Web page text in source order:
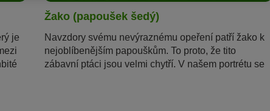
je
Žako (papoušek šedý)
Navzdory svému nevýraznému opeření patří žako k
nejoblíbenějším papouškům. To proto, že tito
zábavní ptáci jsou velmi chytří. V našem portrétu se